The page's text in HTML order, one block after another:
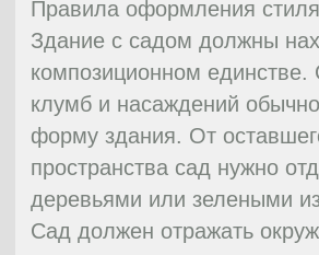
используют живописные травянистые
многолетники и травы, которые,
благодаря своему благоуханию, создают
подходящую атмосферу.
Более подробно Вы можете прочитать в
статье об оформлении сада в
Средиземноморском стиле
.
07
Сад - уголок живой природы